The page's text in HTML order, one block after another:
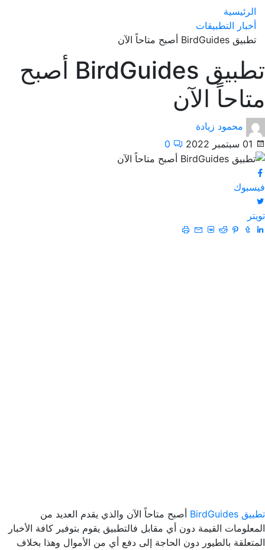
الرئيسية
أخبار التطبيقات
تطبيق BirdGuides أصبح متاحاً الآن
تطبيق BirdGuides أصبح
متاحاً الآن
محمود زيادة
01 سبتمبر 2022
0
فيسبوك
تويتر
تطبيق BirdGuides
أصبح متاحاً الآن والذي يقدم العديد من
المعلومات القيمة دون أي مقابل فالتطبيق يقوم بتوفير كافة الأخبار
المتعلقة بالطيور دون الحاجة إلى دفع أي من الأموال وهذا بخلاف